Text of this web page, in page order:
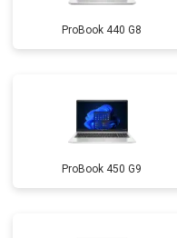
ProBook 440 G8
ProBook 450 G9